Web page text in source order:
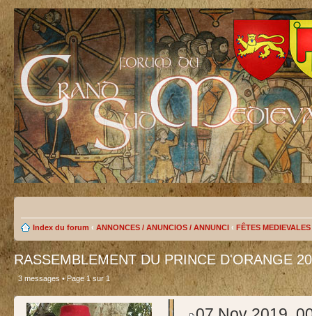
Index du forum ‹ ANNONCES / ANUNCIOS / ANNUNCI ‹ FÊTES
RASSEMBLEMENT DU PRINCE D'ORANGE
3 messages • Page1sur1